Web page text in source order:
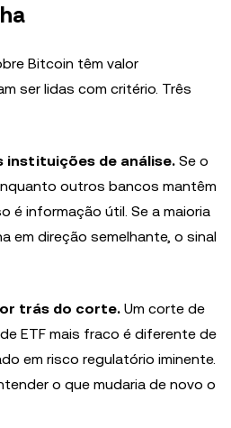
Bitcoin têm valor
ser lidas com critério. Três
instituições de análise. Se o
outros bancos mantêm
é informação útil. Se a maioria
em direção semelhante, o sinal
trás do corte. Um corte de
ETF mais fraco é diferente de
em risco regulatório iminente.
o que mudaria de novo o